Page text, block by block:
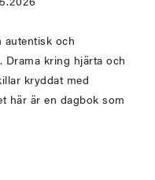
autentisk och
Drama kring hjärta och
kryddat med
här är en dagbok som